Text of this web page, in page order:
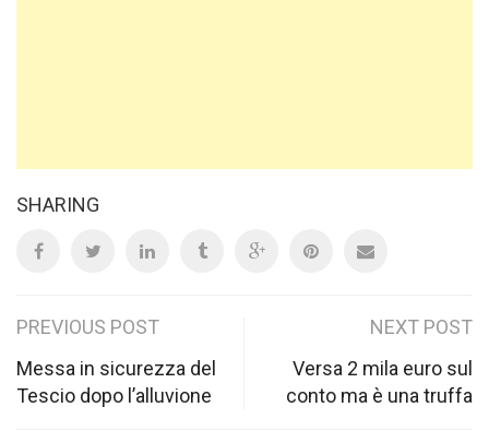
SHARING
Post
navigation
PREVIOUS POST
Messa in sicurezza del
Tescio dopo l’alluvione
NEXT POST
Versa 2 mila euro sul
conto ma è una truffa